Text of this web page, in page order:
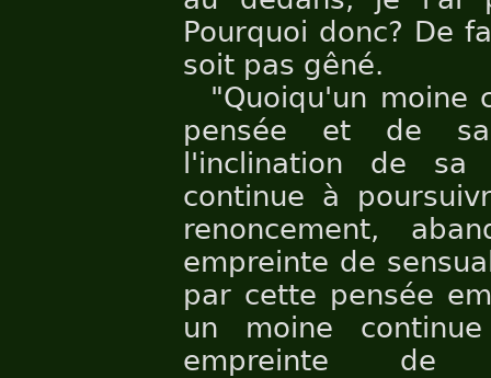
Pourquoi donc? De
soit pas gêné.
"Quoiqu'un moine
pensée et de
l'inclination de sa
continue à
renoncement,
empreinte de
par cette pensée
un moine
empreinte de